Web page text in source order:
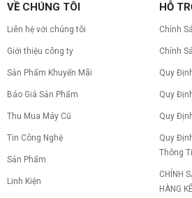
VỀ CHÚNG TÔI
Liên hệ với chúng tôi
Giới thiệu công ty
Sản Phẩm Khuyến Mãi
Báo Giá Sản Phẩm
Thu Mua Máy Cũ
Tin Công Nghệ
Sản Phẩm
Linh Kiện
HỖ
Chính
Chính
Quy
Quy
Quy
Quy
Thông
CHÍNH
HÀNG